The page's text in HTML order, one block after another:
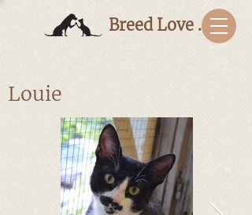
Breed Love Bulgaria
Louie